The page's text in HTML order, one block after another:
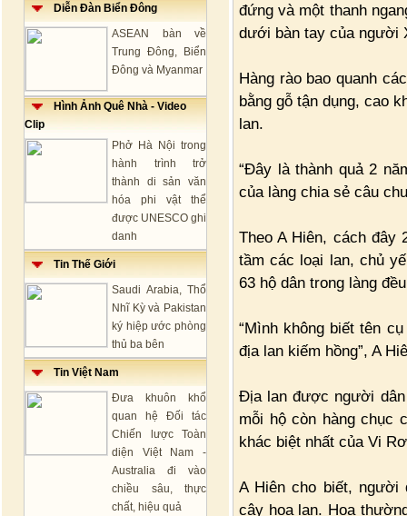
Diễn Đàn Biển Đông
ASEAN bàn về
Trung Đông, Biển
Đông và Myanmar
Hình Ảnh Quê Nhà - Video
Clip
Phở Hà Nội trong
hành trình trở
thành di sản văn
hóa phi vật thể
được UNESCO ghi
danh
Tin Thế Giới
Saudi Arabia, Thổ
Nhĩ Kỳ và Pakistan
ký hiệp ước phòng
thủ ba bên
Tin Việt Nam
Đưa khuôn khổ
quan hệ Đối tác
Chiến lược Toàn
diện Việt Nam -
Australia đi vào
chiều sâu, thực
chất, hiệu quả
đứng và một thanh
dưới bàn tay của người
Hàng rào bao quanh
bằng gỗ tận dụng, cao
lan.
“Đây là thành quả 2
của làng chia sẻ câu
Theo A Hiên, cách đây
tầm các loại lan, chủ
63 hộ dân trong làng
“Mình không biết tên
địa lan kiếm hồng”, A
Địa lan được người dân
mỗi hộ còn hàng chục
khác biệt nhất của Vi
A Hiên cho biết, người
cây hoa lan. Hoa